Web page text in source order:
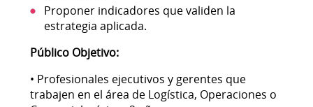
Proponer indicadores que validen la
estrategia aplicada.
Público Objetivo:
• Profesionales ejecutivos y gerentes que
trabajen en el área de Logística, Operaciones o